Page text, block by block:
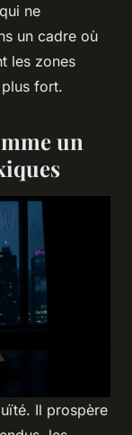
ne
un cadre où
les zones
fort.
un
Il prospère